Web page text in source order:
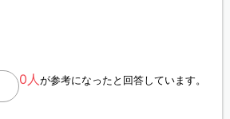
0人が参考になったと回答しています。